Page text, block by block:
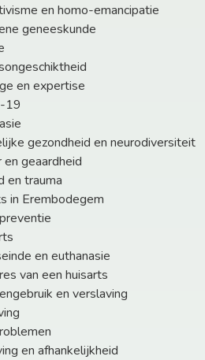
en homo-emancipatie
geneeskunde
en expertise
19
gezondheid en neurodiversiteit
en geaardheid
en trauma
in Erembodegem
en euthanasie
van een huisarts
en verslaving
en afhankelijkheid